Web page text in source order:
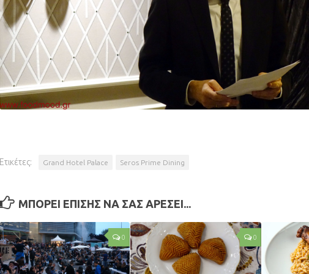
Ετικέτες: Grand Hotel Palace Seros Prime Dining
ΜΠΟΡΕΙ ΕΠΙΣΗΣ ΝΑ ΣΑΣ ΑΡΕΣΕΙ...
0 0